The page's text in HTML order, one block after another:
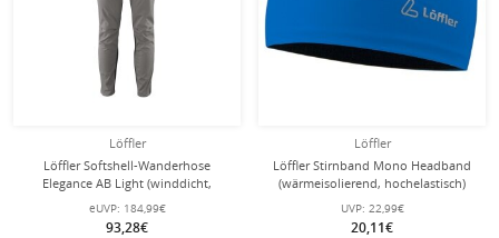
Löffler
Löffler Softshell-Wanderhose
Elegance AB Light (winddicht,
elastisches Material) grau Herren
eUVP: 184,99€
93,28€
Löffler
Löffler Stirnband Mono Headband
(wärmeisolierend, hochelastisch)
marineblau
UVP: 22,99€
20,11€